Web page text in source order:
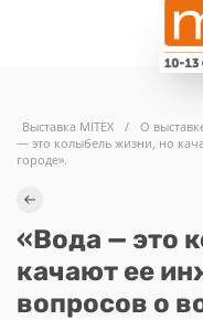
Выставка MITEX / О
— это колыбель жизни, но
городе».
«Вода — это
качают ее
вопросов о